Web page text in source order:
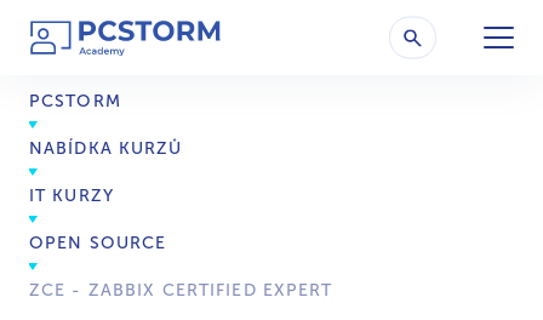
PCSTORM
NABÍDKA KURZŮ
IT KURZY
OPEN SOURCE
ZCE - ZABBIX CERTIFIED EXPERT